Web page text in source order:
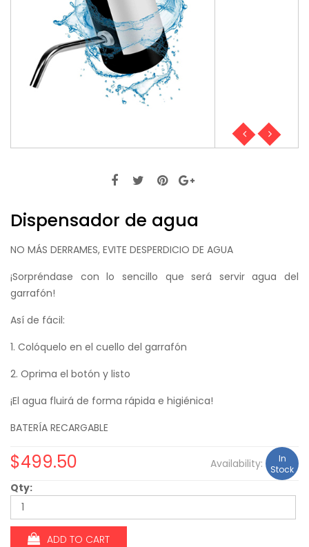
Dispensador de agua
NO MÁS DERRAMES, EVITE DESPERDICIO DE AGUA
¡Sorpréndase con lo sencillo que será servir agua del
garrafón!
Así de fácil:
1. Colóquelo en el cuello del garrafón
2. Oprima el botón y listo
¡El agua fluirá de forma rápida e higiénica!
BATERÍA RECARGABLE
$499.50 Availability:
In
Stock
Qty:
ADD TO CART